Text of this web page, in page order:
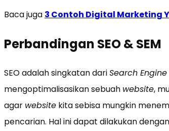
Baca juga 3 Contoh Digital Marketing
Perbandingan SEO & SEM
SEO adalah singkatan dariSearch
mengoptimalisasikan sebuah website,
agar website kita sebisa mungkin
pencarian. Hal ini dapat dilakukan